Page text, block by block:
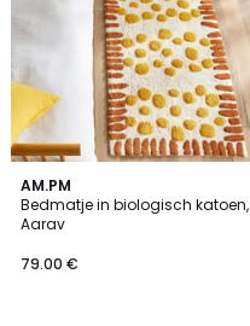
AM.PM
Bedmatje in biologisch katoen,
Aarav
79.00 €
5
/
5